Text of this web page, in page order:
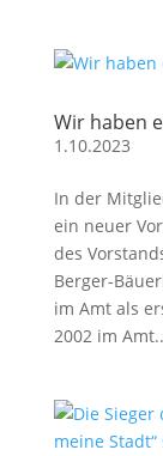
Wir haben
1.10.2023
In der
ein neuer
des
Berger-
im Amt als
2002 im